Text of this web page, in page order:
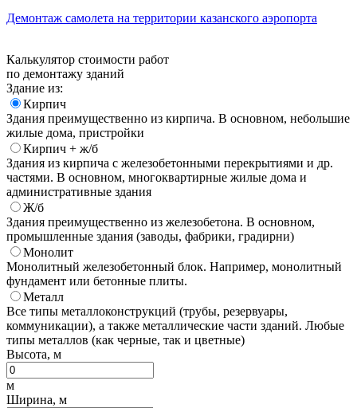
Демонтаж самолета на территории казанского аэропорта
Калькулятор стоимости работ
по демонтажу зданий
Здание из:
Кирпич
Здания преимущественно из кирпича. В основном, небольшие
жилые дома, пристройки
Кирпич + ж/б
Здания из кирпича с железобетонными перекрытиями и др.
частями. В основном, многоквартирные жилые дома и
административные здания
Ж/б
Здания преимущественно из железобетона. В основном,
промышленные здания (заводы, фабрики, градирни)
Монолит
Монолитный железобетонный блок. Например, монолитный
фундамент или бетонные плиты.
Металл
Все типы металлоконструкций (трубы, резервуары,
коммуникации), а также металлические части зданий. Любые
типы металлов (как черные, так и цветные)
Высота, м
м
Ширина, м